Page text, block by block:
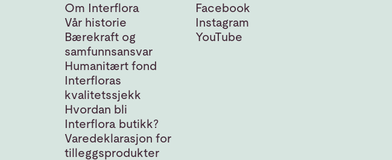
Om Interflora
Vår historie
Bærekraft og
samfunnsansvar
Humanitært fond
Interfloras
kvalitetssjekk
Hvordan bli
Interflora butikk?
Varedeklarasjon for
tilleggsprodukter
Facebook
Instagram
YouTube